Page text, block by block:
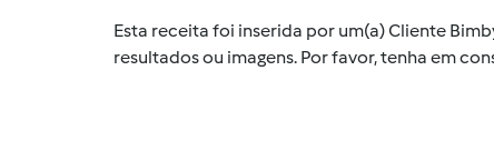
Esta receita foi inserida por um(a) Cliente
resultados ou imagens. Por favor, tenha em